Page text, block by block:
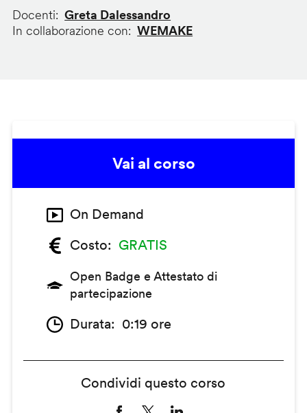
Docenti
Greta Dalessandro
In collaborazione con
WEMAKE
Vai al corso
On Demand
Costo
GRATIS
Open Badge e Attestato di
partecipazione
Durata 0:19 ore
Condividi questo corso